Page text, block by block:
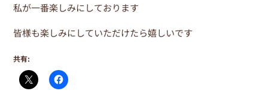
私が一番楽しみにしております
皆様も楽しみにしていただけたら嬉しいです
共有: